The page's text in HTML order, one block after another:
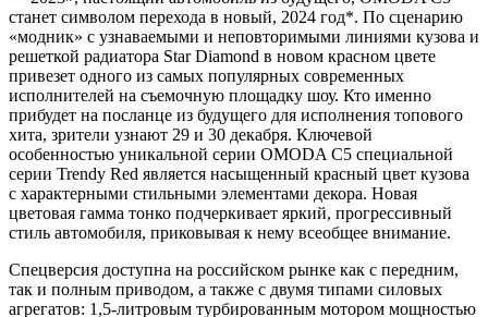
станет символом перехода в новый, 2024 год*. По сценарию
«модник» с узнаваемыми и неповторимыми линиями кузова и
решеткой радиатора Star Diamond в новом красном цвете
привезет одного из самых популярных современных
исполнителей на съемочную площадку шоу. Кто именно
прибудет на посланце из будущего для исполнения топового
хита, зрители узнают 29 и 30 декабря. Ключевой
особенностью уникальной серии OMODA C5 специальной
серии Trendy Red является насыщенный красный цвет кузова
с характерными стильными элементами декора. Новая
цветовая гамма тонко подчеркивает яркий, прогрессивный
стиль автомобиля, приковывая к нему всеобщее внимание.
Спецверсия доступна на российском рынке как с передним,
так и полным приводом, а также с двумя типами силовых
агрегатов: 1,5-литровым турбированным мотором мощностью